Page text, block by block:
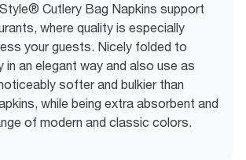
Cutlery Bag Napkins support
where quality is especially
your guests. Nicely folded to
in an elegant way and also use as
softer and bulkier than
while being extra absorbent and
of modern and classic colors.